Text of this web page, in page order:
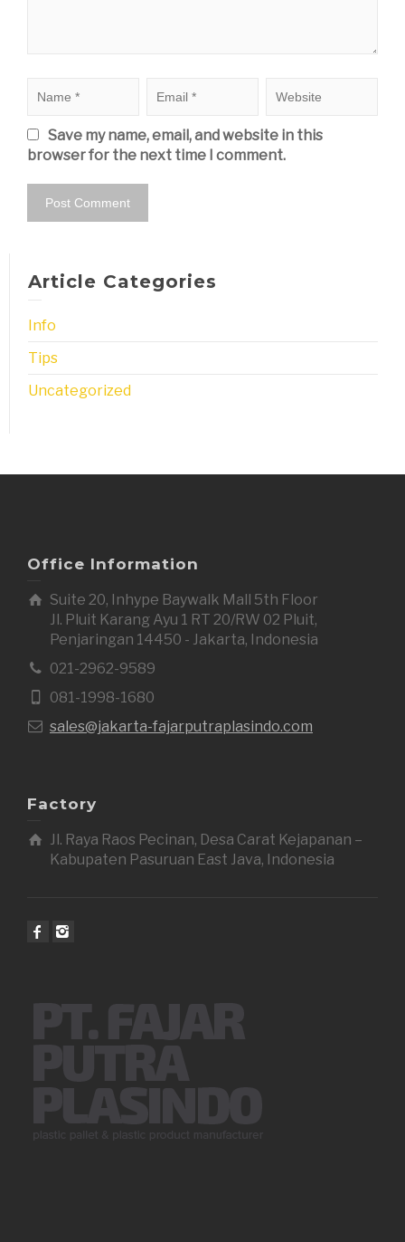
Save my name, email, and website in this
browser for the next time I comment.
Article Categories
Info
Tips
Uncategorized
Office Information
Suite 20, Inhype Baywalk Mall 5th Floor
Jl. Pluit Karang Ayu 1 RT 20/RW 02 Pluit,
Penjaringan 14450 - Jakarta, Indonesia
021-2962-9589
081-1998-1680
sales@jakarta-fajarputraplasindo.com
Factory
Jl. Raya Raos Pecinan, Desa Carat Kejapanan –
Kabupaten Pasuruan East Java, Indonesia